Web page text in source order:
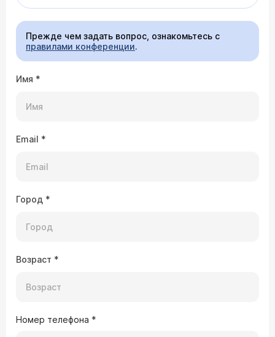
Прежде чем задать вопрос, ознакомьтесь с
правилами конференции.
Имя *
Email *
Город *
Возраст *
Номер телефона *